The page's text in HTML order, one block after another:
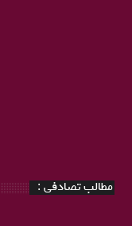
مطالب تصادفی :